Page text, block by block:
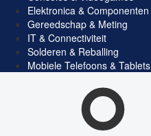
Elektronica & Componenten
Gereedschap & Meting
IT & Connectiviteit
Solderen & Reballing
Mobiele Telefoons & Tablets